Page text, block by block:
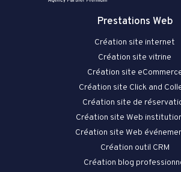
Prestations Web
Création site internet
Création site vitrine
Création site
Création site Click and
Création site de
Création site Web
Création site Web
Création outil CRM
Création blog